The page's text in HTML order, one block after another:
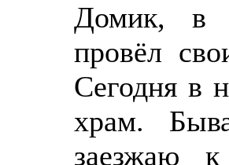
Домик, в
провёл
Сегодня в
храм.
заезжаю